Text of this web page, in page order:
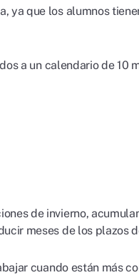
ya que los alumnos
a un calendario de 10
de invierno,
meses de los plazos
cuando están más